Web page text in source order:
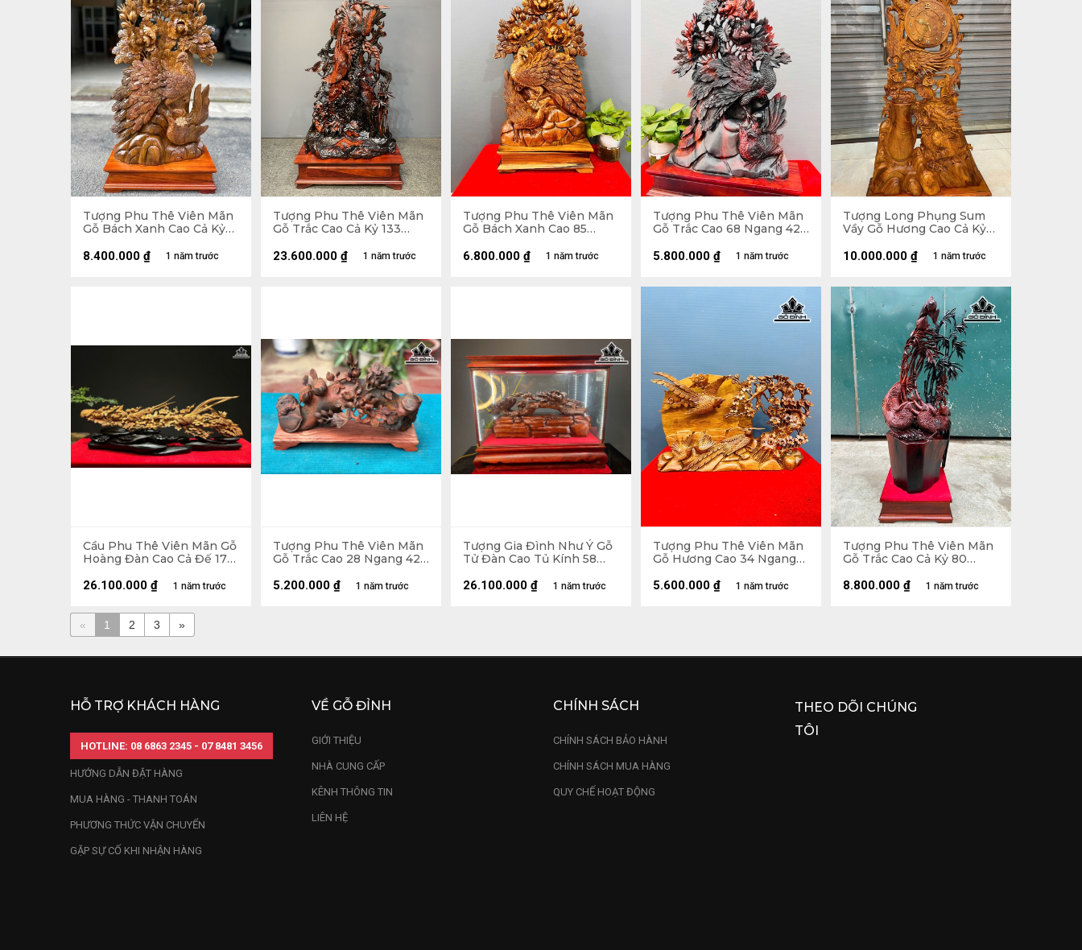
Tượng Phu Thê Viên Mãn
Gỗ Bách Xanh Cao Cả Kỷ
Kỷ Cao 10 (cm)1 năm trước
8.400.000 ₫
Tượng Phu Thê Viên Mãn
Gỗ Trắc Cao Cả Kỷ 133
Cao 20 (cm)
1 năm trước
23.600.000 ₫
Tượng Phu Thê Viên Mãn
Gỗ Bách Xanh Cao 85
1 năm trước
6.800.000 ₫
Tượng Phu Thê Viên Mãn
Gỗ Trắc Cao 68 Ngang 42
1 năm trước
5.800.000 ₫
Tượng Long Phụng Sum
Vầy Gỗ Hương Cao Cả Kỷ
Kỷ Cao 10 (cm)
1 năm trước
10.000.000 ₫
Cầu Phu Thê Viên Mãn Gỗ
Hoàng Đàn Cao Cả Đế 17
Riêng Tượng Cao 14 (cm)
1 năm trước
26.100.000 ₫
Tượng Phu Thê Viên Mãn
Gỗ Trắc Cao 28 Ngang 42
1 năm trước
5.200.000 ₫
Tượng Gia Đình Như Ý Gỗ
Tử Đàn Cao Tủ Kính 58
1 năm trước
26.100.000 ₫
Tượng Phu Thê Viên Mãn
Gỗ Hương Cao 34 Ngang
1 năm trước
5.600.000 ₫
Tượng Phu Thê Viên Mãn
Gỗ Trắc Cao Cả Kỷ 80
Cao 10
1 năm trước
8.800.000 ₫
« 1 2 3 »
HỖ TRỢ KHÁCH HÀNG
HOTLINE: 08 6863 2345 - 07 8481 3456
HƯỚNG DẪN ĐẶT HÀNG
MUA HÀNG - THANH TOÁN
PHƯƠNG THỨC VẬN CHUYỂN
GẶP SỰ CỐ KHI NHẬN HÀNG
VỀ GỖ ĐỈNH
GIỚI THIỆU
NHÀ CUNG CẤP
KÊNH THÔNG TIN
LIÊN HỆ
CHÍNH SÁCH
CHÍNH SÁCH BẢO HÀNH
CHÍNH SÁCH MUA HÀNG
QUY CHẾ HOẠT ĐỘNG
THEO DÕI CHÚNG
TÔI